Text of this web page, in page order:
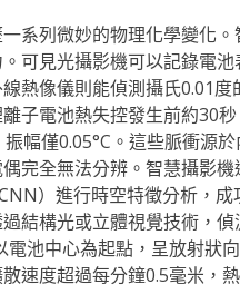
系列微妙的物理化學變化
可見光攝影機可以記錄電
熱像儀則能偵測攝氏0.01度
子電池熱失控發生前約30
幅僅0.05°C。這些脈衝源
完全無法分辨。智慧攝影
）進行時空特徵分析，
結構光或立體視覺技術，
池中心為起點，呈放射狀
速度超過每分鐘0.5毫米，